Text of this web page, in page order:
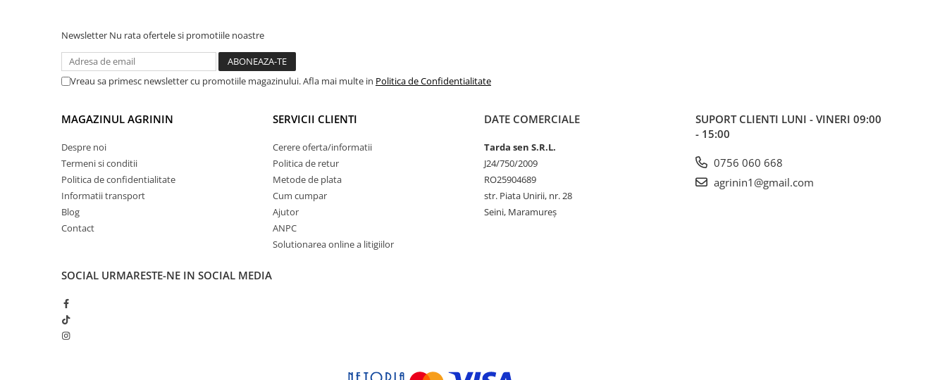
Hranitoare/ Adapatoare
Lama motofierastrau / drujba
Motocoasa
Motocoasa si consumabile /
Scule de mana
Scule electrice
Set chei combinate
Newsletter Nu rata ofertele si promotiile noastre
Vreau sa primesc newsletter cu promotiile magazinului. Afla mai multe in Politica de Confidentialitate
MAGAZINUL AGRININ
Despre noi
Termeni si conditii
Politica de confidentialitate
Informatii transport
Blog
Contact
SERVICII CLIENTI
Cerere oferta/informatii
Politica de retur
Metode de plata
Cum cumpar
Ajutor
ANPC
Solutionarea online a litigiilor
DATE COMERCIALE
Tarda sen S.R.L.
J24/750/2009
RO25904689
str. Piata Unirii, nr. 28
Seini, Maramureş
SUPORT CLIENTI LUNI - VINERI 09:00
- 15:00
0756 060 668
agrinin1@gmail.com
SOCIAL URMARESTE-NE IN SOCIAL MEDIA